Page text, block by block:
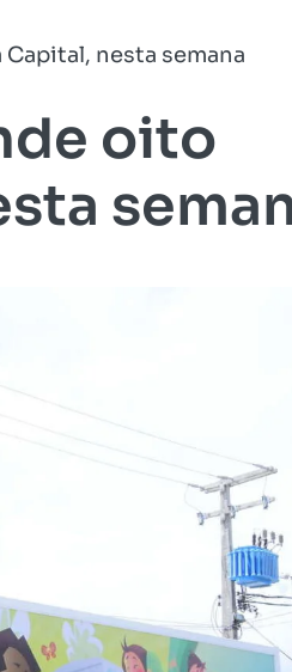
nesta semana
oito